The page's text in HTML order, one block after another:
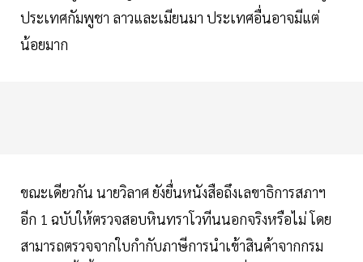
ประเทศกัมพูชา ลาวและเมียนมา ประเทศอื่นอาจมีแต่
น้อยมาก
ขณะเดียวกัน นายวิลาศ ยังยื่นหนังสือถึงเลขาธิการสภาฯ
อีก 1 ฉบับให้ตรวจสอบหินทราโวทีนนอกจริงหรือไม่ โดย
สามารถตรวจจากใบกำกับภาษีการนำเข้าสินค้าจากกรม